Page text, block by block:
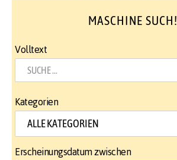
MASCHINE SUCH!
Volltext
Kategorien
Erscheinungsdatum zwischen